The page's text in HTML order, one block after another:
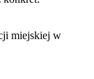
miejskiej w